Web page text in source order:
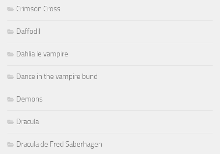
Crimson Cross
Daffodil
Dahlia le vampire
Dance in the vampire bund
Demons
Dracula
Dracula de Fred Saberhagen